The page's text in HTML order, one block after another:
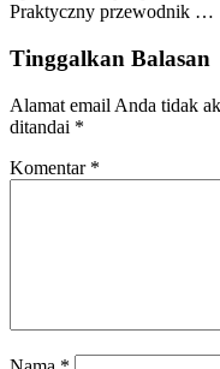
Praktyczny przewodnik …
Tinggalkan Balasan
Alamat email Anda tidak
ditandai *
Komentar *